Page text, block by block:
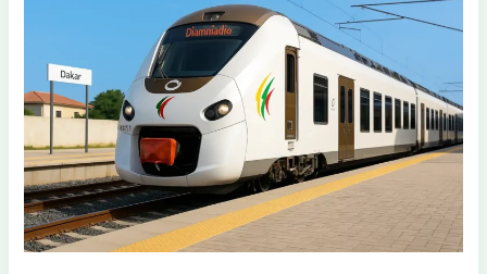
Potentiel
en
2026